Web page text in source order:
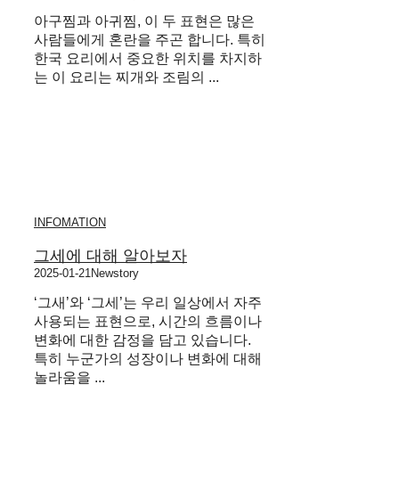
아구찜과 아귀찜, 이 두 표현은 많은
사람들에게 혼란을 주곤 합니다. 특히
한국 요리에서 중요한 위치를 차지하
는 이 요리는 찌개와 조림의 ...
INFOMATION
그세에 대해 알아보자
2025-01-21Newstory
‘그새’와 ‘그세’는 우리 일상에서 자주
사용되는 표현으로, 시간의 흐름이나
변화에 대한 감정을 담고 있습니다.
특히 누군가의 성장이나 변화에 대해
놀라움을 ...